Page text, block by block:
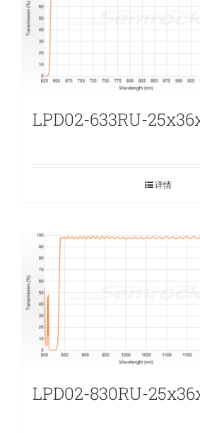
LPD02-633RU-
详情
LPD02-830RU-